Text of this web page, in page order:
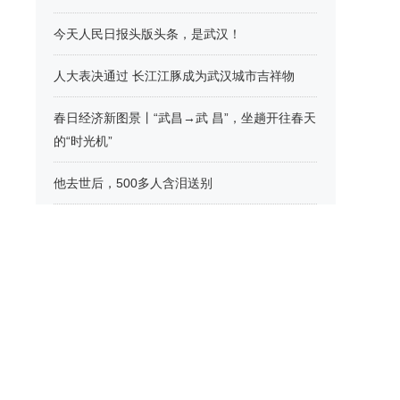
今天人民日报头版头条，是武汉！
人大表决通过 长江江豚成为武汉城市吉祥物
春日经济新图景丨“武昌→武 昌”，坐趟开往春天
的“时光机”
他去世后，500多人含泪送别